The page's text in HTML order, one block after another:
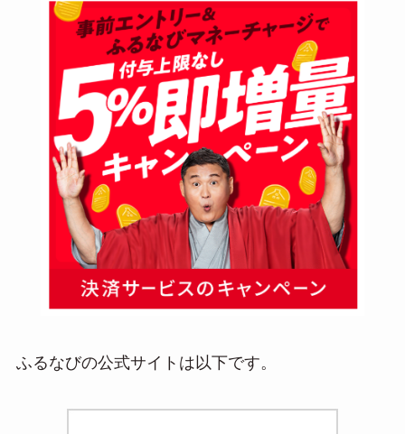
ふるなびの公式サイトは以下です。